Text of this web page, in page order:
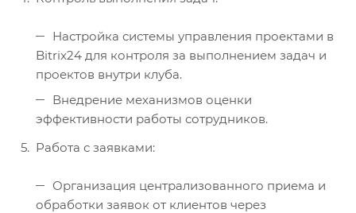
Настройка системы управления проектами в
Bitrix24 для контроля за выполнением задач и
проектов внутри клуба.
Внедрение механизмов оценки
эффективности работы сотрудников.
Работа с заявками:
Организация централизованного приема и
обработки заявок от клиентов через